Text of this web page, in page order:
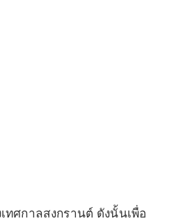
ทศกาลสงกรานต์ ดังนั้นเพื่อ